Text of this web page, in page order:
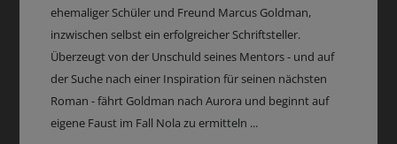
ehemaliger Schüler und Freund Marcus Goldman,
inzwischen selbst ein erfolgreicher Schriftsteller.
Überzeugt von der Unschuld seines Mentors - und auf
der Suche nach einer Inspiration für seinen nächsten
Roman - fährt Goldman nach Aurora und beginnt auf
eigene Faust im Fall Nola zu ermitteln ...